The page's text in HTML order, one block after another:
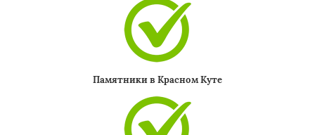
Памятники в Красном Куте